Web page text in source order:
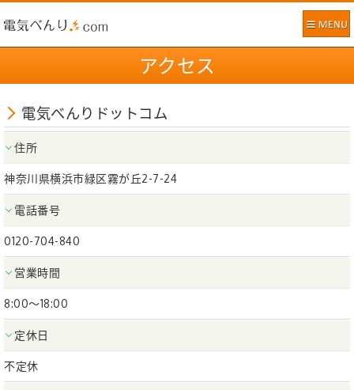
アクセス
電気べんりドットコム
住所
神奈川県横浜市緑区霧が丘2-7-24
電話番号
0120-704-840
営業時間
8:00～18:00
定休日
不定休